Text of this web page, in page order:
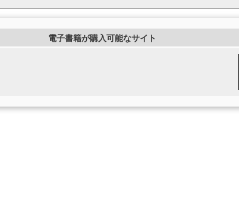
電子書籍が購入可能なサイト